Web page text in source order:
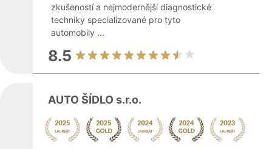
zkušeností a nejmodernější diagnostické
techniky specializované pro tyto
automobily ...
8.5
AUTO ŠÍDLO s.r.o.